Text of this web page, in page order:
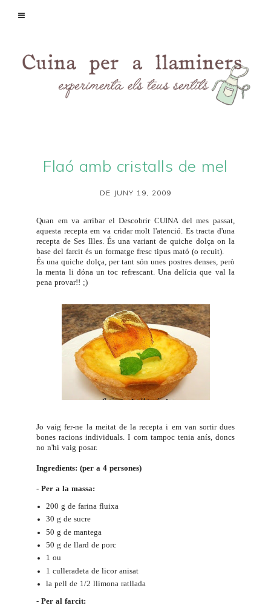
Flaó amb cristalls de mel
DE JUNY 19, 2009
Quan em va arribar elDescobrir CUINA del mes passat,
aquesta recepta em va cridar molt l'atenció. Es tracta d'una
recepta de Ses Illes. És una variant de quiche dolça on la
base del farcit és un formatge fresc tipus mató (o recuit).
És una quiche dolça, per tant són unes postres denses, però
la menta li dóna un toc refrescant. Una delícia que val la
pena provar!! ;)
Jo vaig fer-ne la meitat de la recepta i em van sortir dues
bones racions individuals. I com tampoc tenia anís, doncs
no n'hi vaig posar.
Ingredients: (per a 4 persones)
- Per a la massa:
200 g de farina fluixa
30 g de sucre
50 g de mantega
50 g de llard de porc
1 ou
1 culleradeta de licor anisat
la pell de 1/2 llimona ratllada
- Per al farcit: